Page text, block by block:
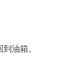
油箱。